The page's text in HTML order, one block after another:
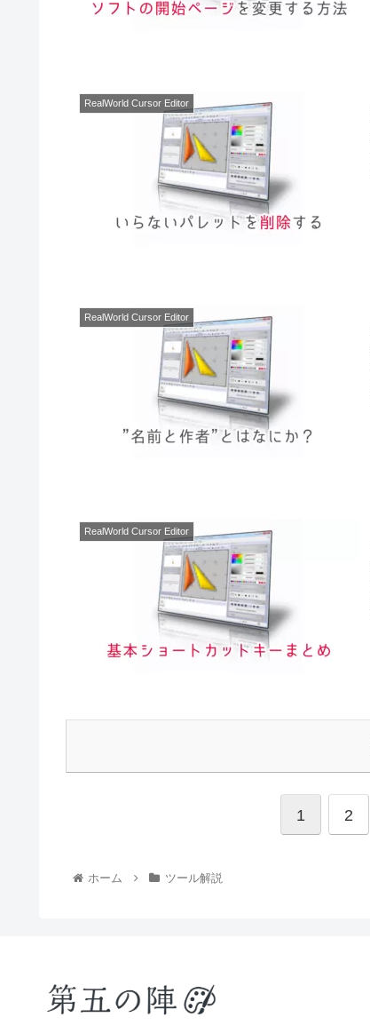
RealWorld Cursor Editor
RealWorld Cursor Editor
RealWorld Cursor Editor
1 2
ホーム ツール解説